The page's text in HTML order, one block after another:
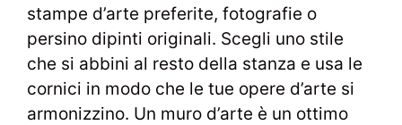
stampe d’arte preferite, fotografie o
persino dipinti originali. Scegli uno stile
che si abbini al resto della stanza e usa le
cornici in modo che le tue opere d’arte si
armonizzino. Un muro d’arte è un ottimo